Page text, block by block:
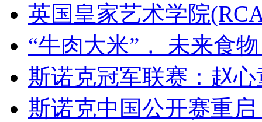
英国皇家艺术学院
“牛肉大米”， 未来食
斯诺克冠军联赛：赵
斯诺克中国公开赛重